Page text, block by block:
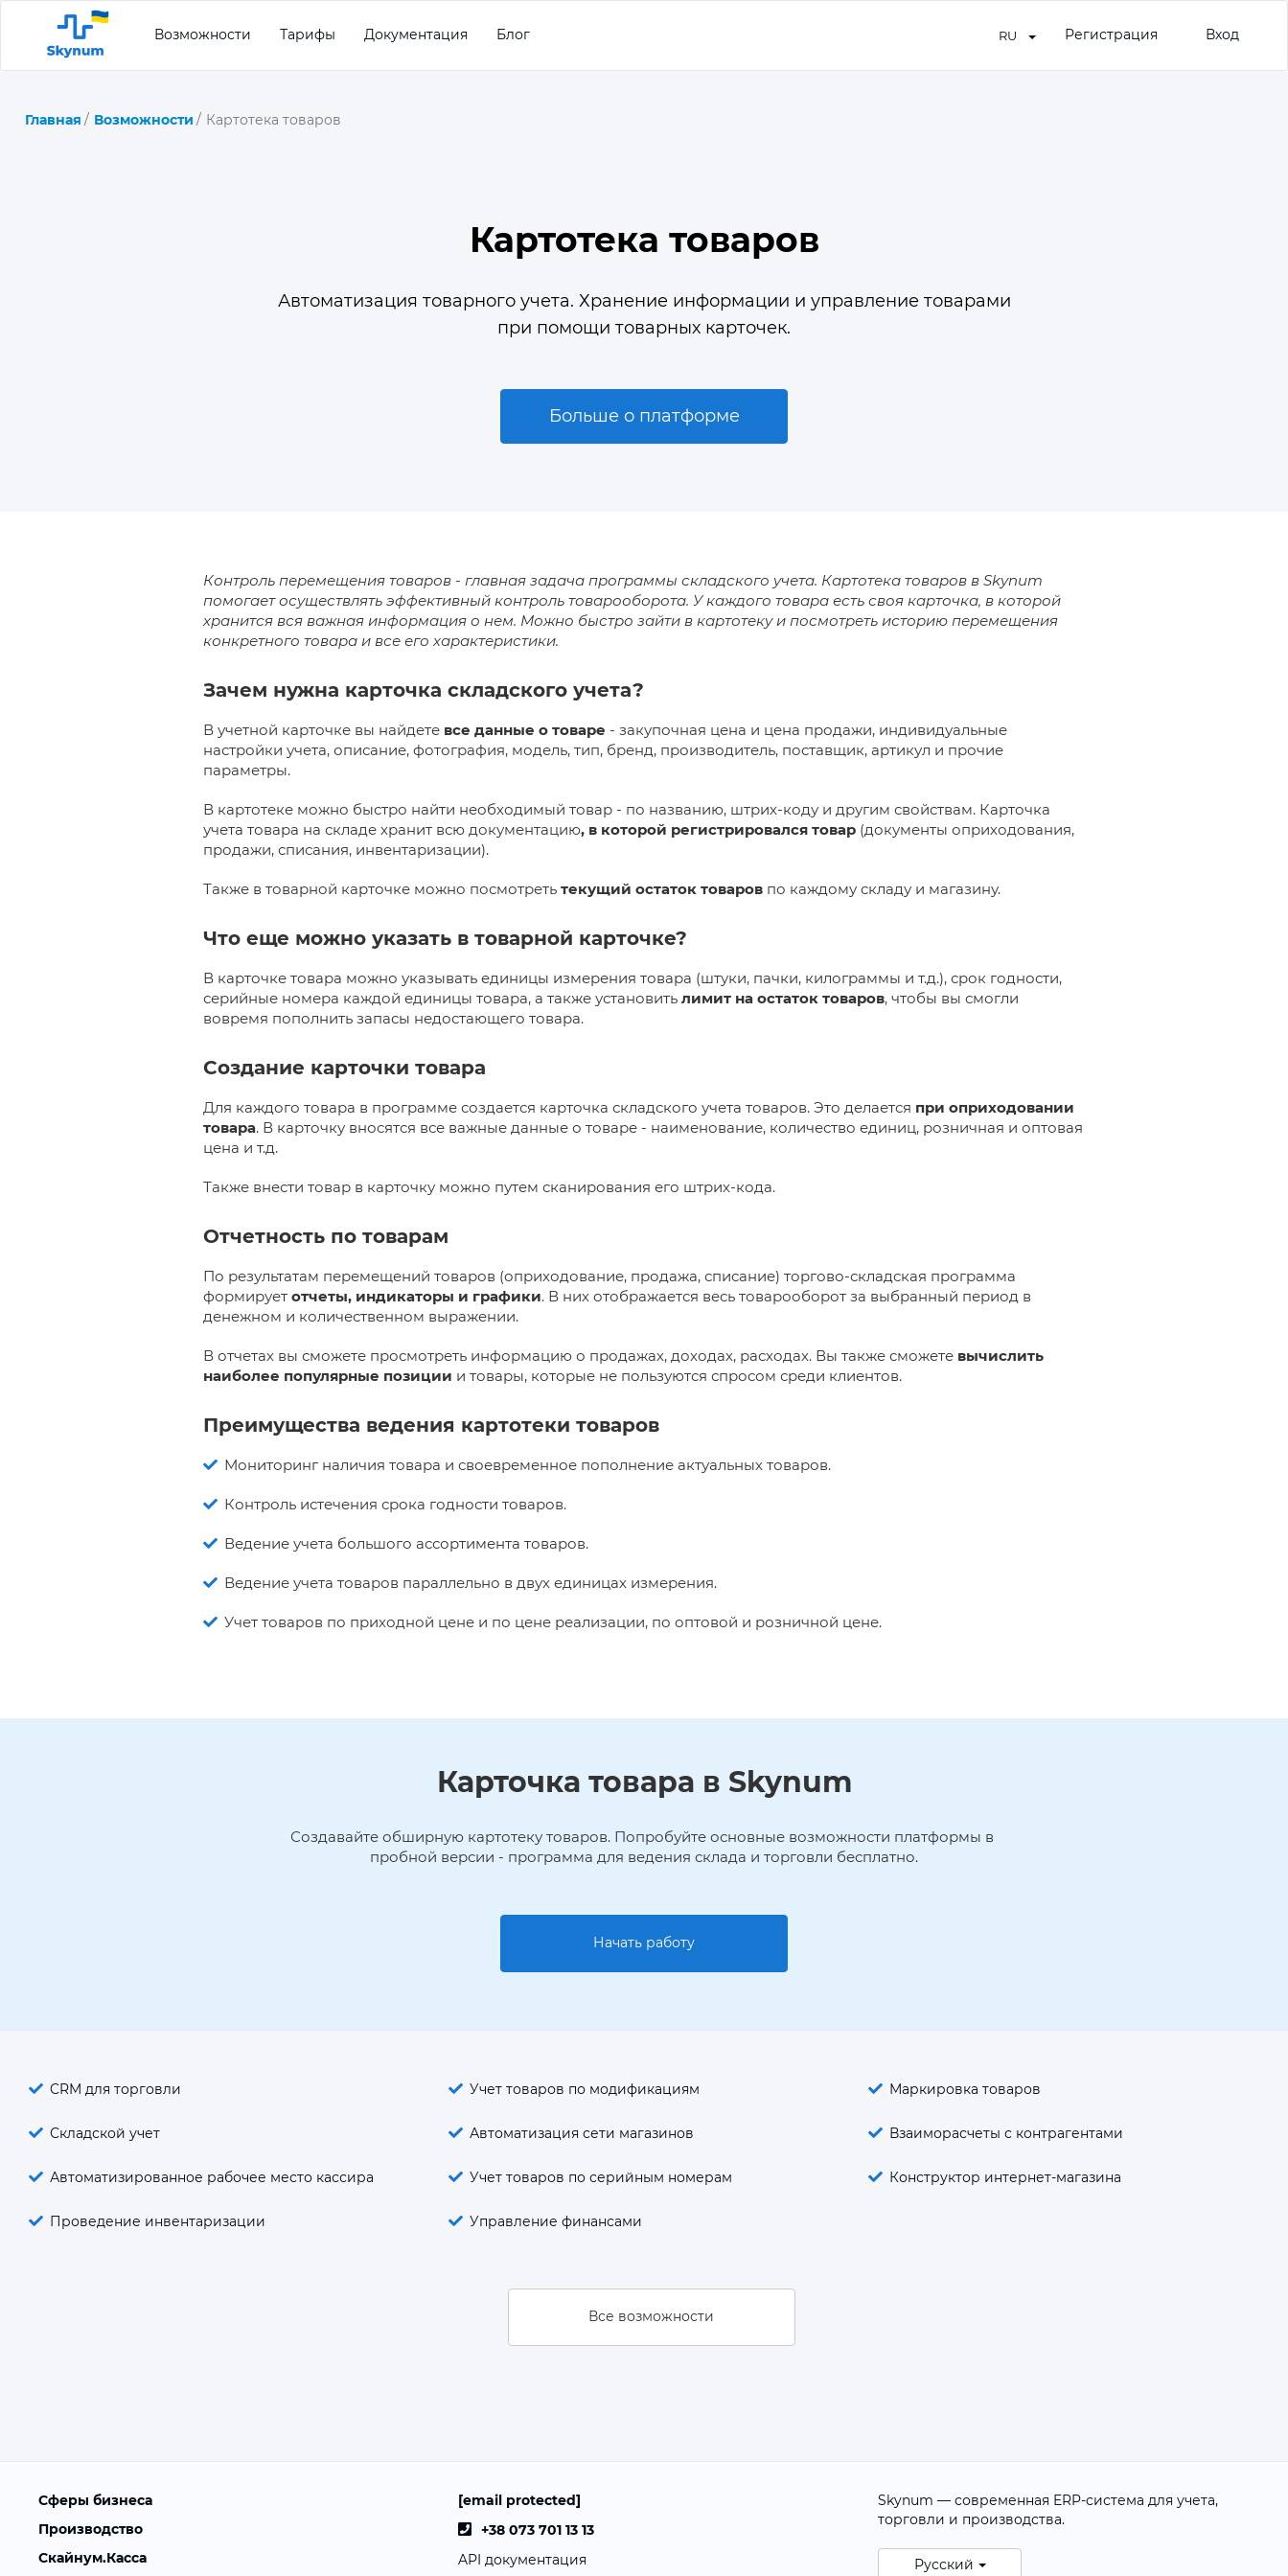
Возможности Тарифы Документация Блог RU Регистрация Вход
Главная Возможности Картотека товаров
Картотека товаров
Автоматизация товарного учета. Хранение информации и управление товарами
при помощи товарных карточек.
Больше о платформе
Контроль перемещения товаров - главная задача программы складского учета. Картотека товаров в Skynum
помогает осуществлять эффективный контроль товарооборота. У каждого товара есть своя карточка, в которой
хранится вся важная информация о нем. Можно быстро зайти в картотеку и посмотреть историю перемещения
конкретного товара и все его характеристики.
Зачем нужна карточка складского учета?
В учетной карточке вы найдете все данные о товаре - закупочная цена и цена продажи, индивидуальные
настройки учета, описание, фотография, модель, тип, бренд, производитель, поставщик, артикул и прочие
параметры.
В картотеке можно быстро найти необходимый товар - по названию, штрих-коду и другим свойствам. Карточка
учета товара на складе хранит всю документацию, в которой регистрировался товар (документы оприходования,
продажи, списания, инвентаризации).
Также в товарной карточке можно посмотреть текущий остаток товаров по каждому складу и магазину.
Что еще можно указать в товарной карточке?
В карточке товара можно указывать единицы измерения товара (штуки, пачки, килограммы и т.д.), срок годности,
серийные номера каждой единицы товара, а также установить лимит на остаток товаров, чтобы вы смогли
вовремя пополнить запасы недостающего товара.
Создание карточки товара
Для каждого товара в программе создается карточка складского учета товаров. Это делается при оприходовании
товара. В карточку вносятся все важные данные о товаре - наименование, количество единиц, розничная и оптовая
цена и т.д.
Также внести товар в карточку можно путем сканирования его штрих-кода.
Отчетность по товарам
По результатам перемещений товаров (оприходование, продажа, списание) торгово-складская программа
формирует отчеты, индикаторы и графики. В них отображается весь товарооборот за выбранный период в
денежном и количественном выражении.
В отчетах вы сможете просмотреть информацию о продажах, доходах, расходах. Вы также сможете вычислить
наиболее популярные позиции и товары, которые не пользуются спросом среди клиентов.
Преимущества ведения картотеки товаров
Мониторинг наличия товара и своевременное пополнение актуальных товаров.
Контроль истечения срока годности товаров.
Ведение учета большого ассортимента товаров.
Ведение учета товаров параллельно в двух единицах измерения.
Учет товаров по приходной цене и по цене реализации, по оптовой и розничной цене.
Карточка товара в Skynum
Создавайте обширную картотеку товаров. Попробуйте основные возможности платформы в
пробной версии - программа для ведения склада и торговли бесплатно.
Начать работу
CRM для торговли
Складской учет
Автоматизированное рабочее место кассира
Проведение инвентаризации
Учет товаров по модификациям
Автоматизация сети магазинов
Учет товаров по серийным номерам
Управление финансами
Маркировка товаров
Взаиморасчеты с контрагентами
Конструктор интернет-магазина
Все возможности
Сферы бизнеса
Производство
Скайнум.Касса
[email protected]
+38 073 701 13 13
API документация
Skynum — современная ERP-система для учета,
торговли и производства.
Русский